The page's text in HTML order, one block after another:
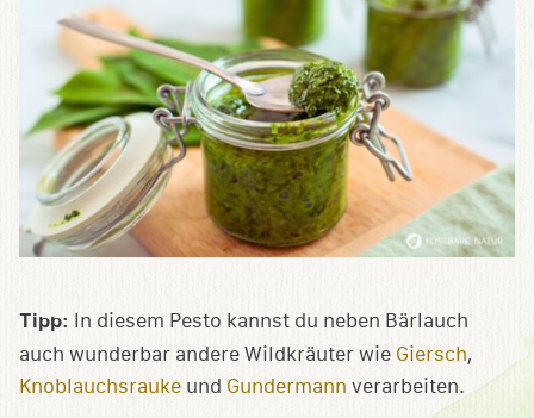
Tipp: In diesem Pesto kannst du neben Bärlauch
auch wunderbar andere Wildkräuter wie Giersch,
Knoblauchsrauke und Gundermann verarbeiten.